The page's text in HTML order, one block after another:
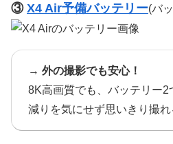
③ X4 Air予備バッテリー(バ
→ 外の撮影でも安心！
8K高画質でも、バッテリー
減りを気にせず思いきり撮れ